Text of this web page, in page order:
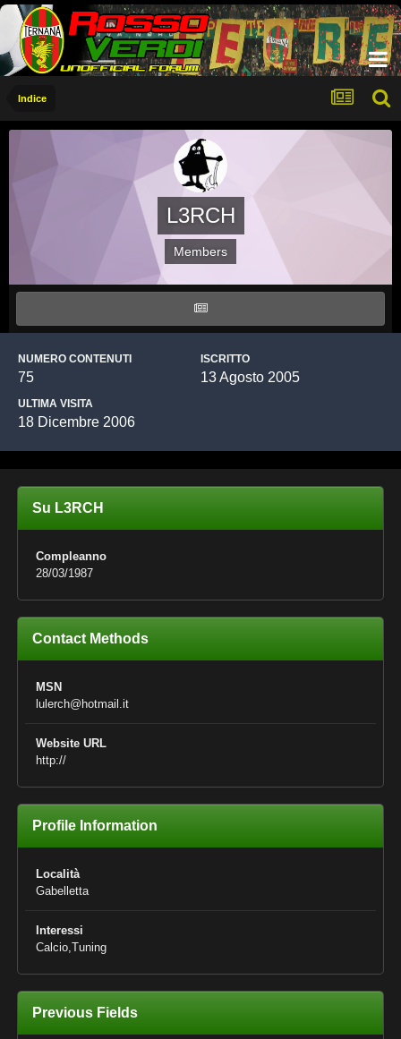
Indice
L3RCH
Members
NUMERO CONTENUTI
75
ISCRITTO
13 Agosto 2005
ULTIMA VISITA
18 Dicembre 2006
Su L3RCH
Compleanno
28/03/1987
Contact Methods
MSN
lulerch@hotmail.it
Website URL
http://
Profile Information
Località
Gabelletta
Interessi
Calcio,Tuning
Previous Fields